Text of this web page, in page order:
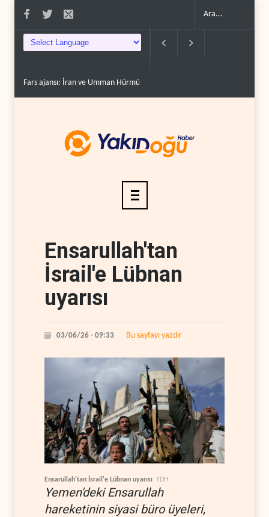
Fars ajansı: İran ve Umman Hürmüz Boğazı için geçiş..
Ensarullah'tan
İsrail'e Lübnan
uyarısı
03/06/26 - 09:33 Bu sayfayı yazdır
Ensarullah'tan İsrail'e Lübnan uyarısı YDH
Yemen'deki Ensarullah
hareketinin siyasi büro üyeleri,